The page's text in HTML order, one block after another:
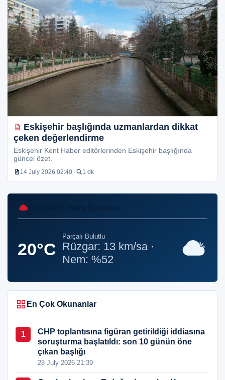
Eskişehir başlığında uzmanlardan dikkat
çeken değerlendirme
Eskişehir Kent Haber editörlerinden Eskişehir başlığında
güncel özet.
14 July 2026 02:40 · 1 dk
20°C
Parçalı Bulutlu
Rüzgar: 13 km/sa ·
Nem: %52
En Çok Okunanlar
1
CHP toplantısına figüran getirildiği iddiasına
soruşturma başlatıldı: son 10 günün öne
çıkan başlığı
28 July 2026 21:39